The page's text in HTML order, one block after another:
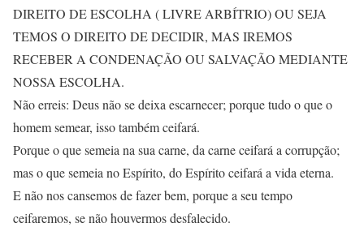
DIREITO DE ESCOLHA ( LIVRE ARBÍTRIO) OU SEJA
TEMOS O DIREITO DE DECIDIR, MAS IREMOS
RECEBER A CONDENAÇÃO OU SALVAÇÃO MEDIANTE
NOSSA ESCOLHA.
Não erreis: Deus não se deixa escarnecer; porque tudo o que o
homem semear, isso também ceifará.
Porque o que semeia na sua carne, da carne ceifará a corrupção;
mas o que semeia no Espírito, do Espírito ceifará a vida eterna.
E não nos cansemos de fazer bem, porque a seu tempo
ceifaremos, se não houvermos desfalecido.